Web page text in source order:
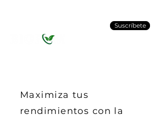
Suscríbete
Maximiza tus
rendimientos con la